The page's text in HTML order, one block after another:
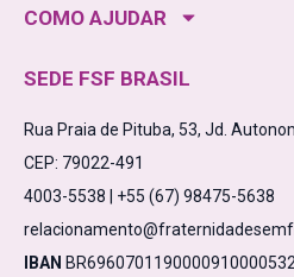
COMO AJUDAR
SEDE FSF BRASIL
Rua Praia de Pituba, 53, Jd.
CEP: 79022-491
4003-5538 | +55 (67) 98475-5638
IBAN